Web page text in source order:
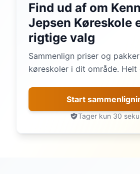
Find ud af om
Jepsen Køreskole
rigtige valg
Sammenlign priser og
køreskoler i dit område. Helt
Start
Tager kun 30